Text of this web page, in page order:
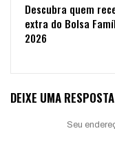
Descubra quem
extra do Bolsa
2026
DEIXE UMA RESPOSTA
Seu